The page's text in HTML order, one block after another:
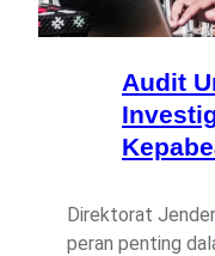
Audit
Direktorat
peran penting